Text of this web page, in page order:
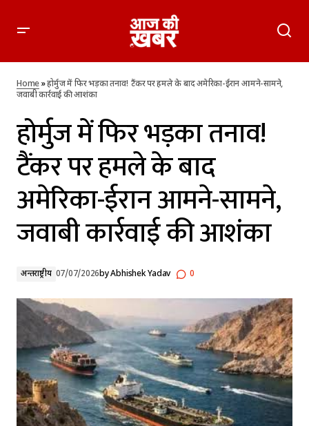
सामने, जवाबी कार्रवाई की आशंका
Home»होर्मुज में फिर भड़का तनाव! टैंकर पर हमले के बाद अमेरिका-ईरान आमने-सामने,
जवाबी कार्रवाई की आशंका
होर्मुज में फिर भड़का तनाव!
टैंकर पर हमले के बाद
अमेरिका-ईरान आमने-सामने,
जवाबी कार्रवाई की आशंका
अन्तर्राष्ट्रीय 07/07/2026byAbhishek Yadav 0